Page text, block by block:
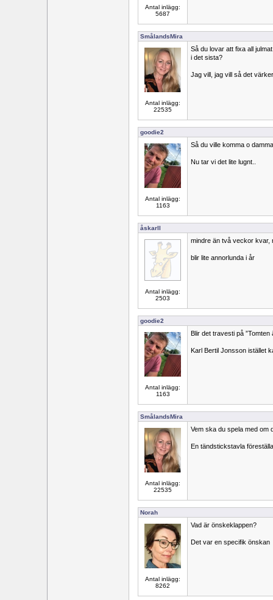
Antal inlägg:
5687
SmålandsMira
Antal inlägg:
22535
Så du lovar att fixa all
i det sista?
Jag vill, jag vill så det värker
goodie2
Antal inlägg:
1163
Så du ville komma o
Nu tar vi det lite lugnt..
åskarll
Antal inlägg:
2503
mindre än två veckor kvar,
blir lite annorlunda i år
goodie2
Antal inlägg:
1163
Blir det travesti på ”Tomten
Karl Bertil Jonsson istället
SmålandsMira
Antal inlägg:
22535
Vem ska du spela med om
En tändstickstavla
Norah
Antal inlägg:
8262
Vad är önskeklappen?
Det var en specifik önskan